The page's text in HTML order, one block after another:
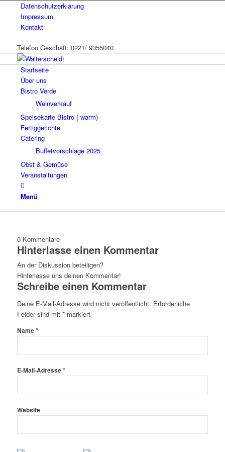
Datenschutzerklärung
Impressum
Kontakt
Telefon Geschäft: 0221/ 9355040
Startseite
Über uns
Bistro Verde
Weinverkauf
Speisekarte Bistro ( warm)
Fertiggerichte
Catering
Buffetvorschläge 2025
Obst & Gemüse
Veranstaltungen
Menü
0 Kommentare
Hinterlasse einen Kommentar
An der Diskussion beteiligen?
Hinterlasse uns deinen Kommentar!
Schreibe einen Kommentar
Deine E-Mail-Adresse wird nicht veröffentlicht. Erforderliche
Felder sind mit *markiert
Name*
E-Mail-Adresse*
Website